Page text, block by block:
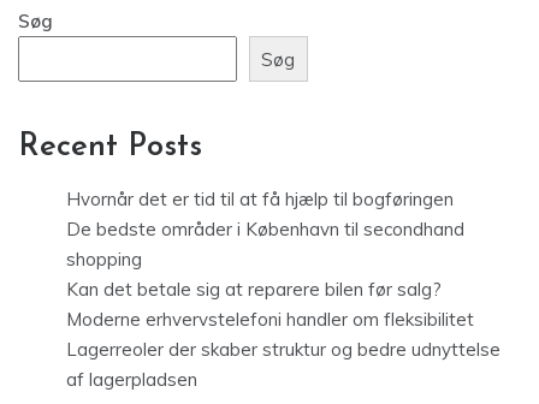
Søg
Søg
Recent Posts
Hvornår det er tid til at få hjælp til bogføringen
De bedste områder i København til secondhand
shopping
Kan det betale sig at reparere bilen før salg?
Moderne erhvervstelefoni handler om fleksibilitet
Lagerreoler der skaber struktur og bedre udnyttelse
af lagerpladsen